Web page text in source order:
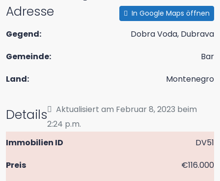
Adresse
In Google Maps öffnen
Gegend:
Dobra Voda, Dubrava
Gemeinde:
Bar
Land:
Montenegro
Details
Aktualisiert am Februar 8, 2023 beim
2:24 p.m.
Immobilien ID
DV51
Preis
€116.000